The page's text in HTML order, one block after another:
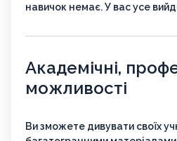
навичок немає. У вас усе
Академічні,
можливості
Ви зможете дивувати своїх